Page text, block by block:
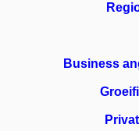
Business